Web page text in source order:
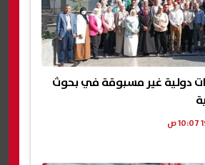
دولية غير مسبوقة في بحوث